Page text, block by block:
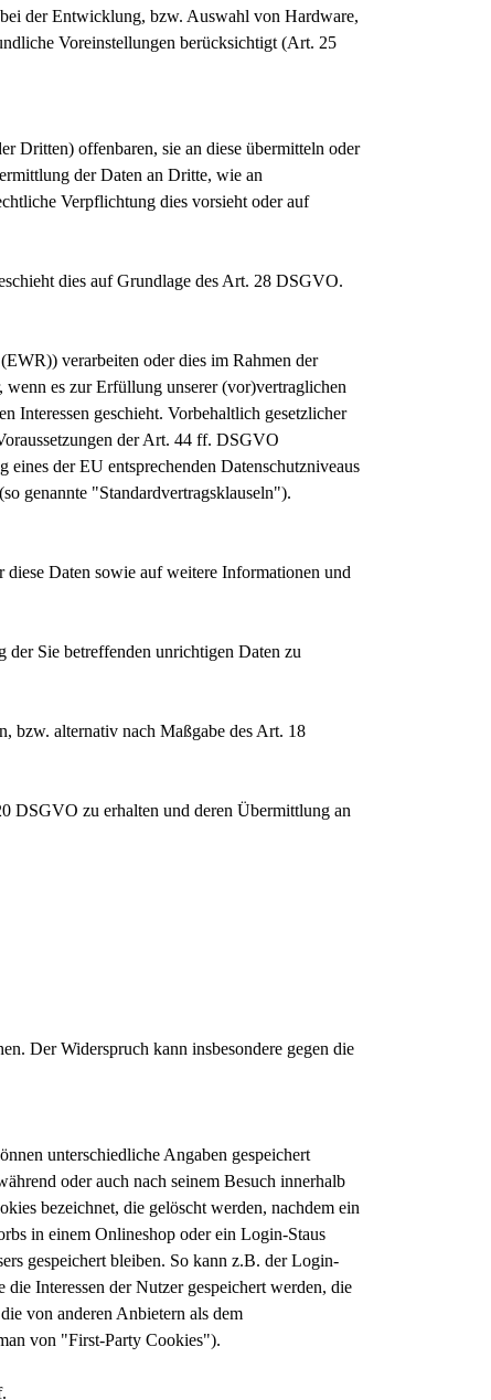
der Entwicklung, bzw. Auswahl von Hardware,
Voreinstellungen berücksichtigt (Art. 25
Dritten) offenbaren, sie an diese übermitteln oder
der Daten an Dritte, wie an
Verpflichtung dies vorsieht oder auf
dies auf Grundlage des Art. 28 DSGVO.
verarbeiten oder dies im Rahmen der
es zur Erfüllung unserer (vor)vertraglichen
Interessen geschieht. Vorbehaltlich gesetzlicher
der Art. 44 ff. DSGVO
der EU entsprechenden Datenschutzniveaus
genannte "Standardvertragsklauseln").
Daten sowie auf weitere Informationen und
Sie betreffenden unrichtigen Daten zu
bzw. alternativ nach Maßgabe des Art. 18
DSGVO zu erhalten und deren Übermittlung an
Der Widerspruch kann insbesondere gegen die
unterschiedliche Angaben gespeichert
oder auch nach seinem Besuch innerhalb
bezeichnet, die gelöscht werden, nachdem ein
in einem Onlineshop oder ein Login-Staus
gespeichert bleiben. So kann z.B. der Login-
Interessen der Nutzer gespeichert werden, die
von anderen Anbietern als dem
von "First-Party Cookies").